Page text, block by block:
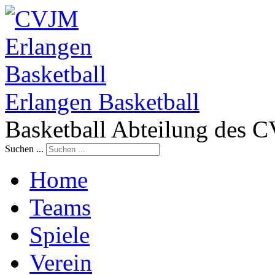
Erlangen Basketball
Basketball Abteilung des
Suchen ...
Home
Teams
Spiele
Verein